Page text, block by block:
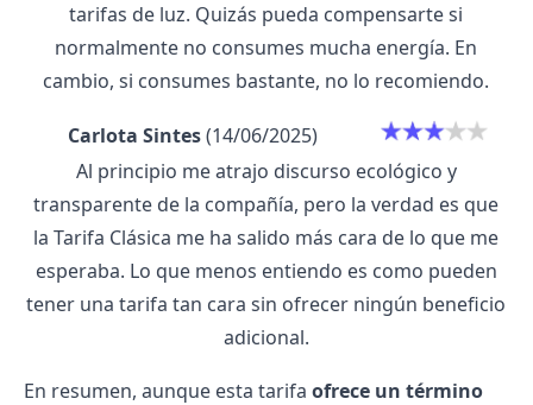
tarifas de luz. Quizás pueda compensarte si
normalmente no consumes mucha energía. En
cambio, si consumes bastante, no lo recomiendo.
Carlota Sintes(14/06/2025)
Al principio me atrajo discurso ecológico y
transparente de la compañía, pero la verdad es que
la Tarifa Clásica me ha salido más cara de lo que me
esperaba. Lo que menos entiendo es como pueden
tener una tarifa tan cara sin ofrecer ningún beneficio
adicional.
En resumen, aunque esta tarifa ofrece un término